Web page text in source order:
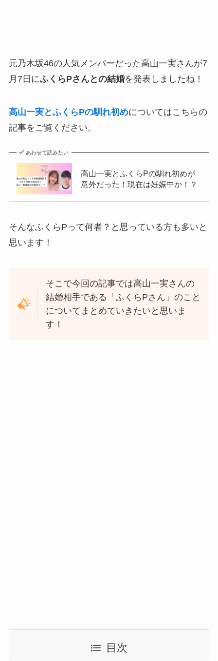
元乃木坂46の人気メンバーだった高山一実さんが7
月7日にふくらPさんとの結婚を発表しましたね！
高山一実とふくらPの馴れ初めについてはこちらの
記事をご覧ください。
あわせて読みたい
高山一実とふくらPの馴れ初めが
意外だった！現在は妊娠中か！？
そんなふくらPって何者？と思っている方も多いと
思います！
そこで今回の記事では高山一実さんの
結婚相手である「ふくらPさん」のこと
についてまとめていきたいと思いま
す！
目次